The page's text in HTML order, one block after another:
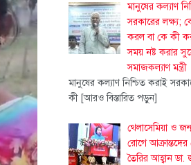
মানুষের কল্যাণ
সরকারের লক্ষ্য;
করল বা কে কী
সময় নষ্ট করার
সমাজকল্যাণ মন্ত্রী
মানুষের কল্যাণ নিশ্চিত করাই
কী [আরও বিস্তারিত পড়ুন]
থেলাসেমিয়া ও
রোগে আক্রান্তদের
তৈরির আহ্বান ডা.